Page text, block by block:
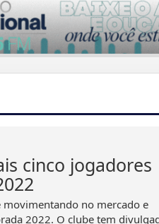
cinco jogadores
movimentando no mercado e
2022. O clube tem